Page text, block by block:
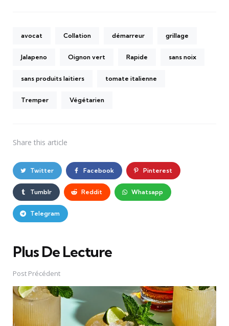
avocat Collation démarreur grillage
Jalapeno Oignon vert Rapide sans noix
sans produits laitiers tomate italienne
Tremper Végétarien
Share this article
Twitter Facebook Pinterest
Tumblr Reddit Whatsapp
Telegram
Plus De Lecture
Post
navigation
Post Précédent